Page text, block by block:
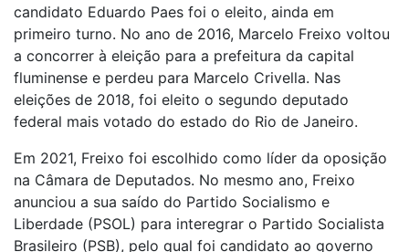
candidato Eduardo Paes foi o eleito, ainda em
primeiro turno. No ano de 2016, Marcelo Freixo voltou
a concorrer à eleição para a prefeitura da capital
fluminense e perdeu para Marcelo Crivella. Nas
eleições de 2018, foi eleito o segundo deputado
federal mais votado do estado do Rio de Janeiro.
Em 2021, Freixo foi escolhido como líder da oposição
na Câmara de Deputados. No mesmo ano, Freixo
anunciou a sua saído do Partido Socialismo e
Liberdade (PSOL) para interegrar o Partido Socialista
Brasileiro (PSB), pelo qual foi candidato ao governo